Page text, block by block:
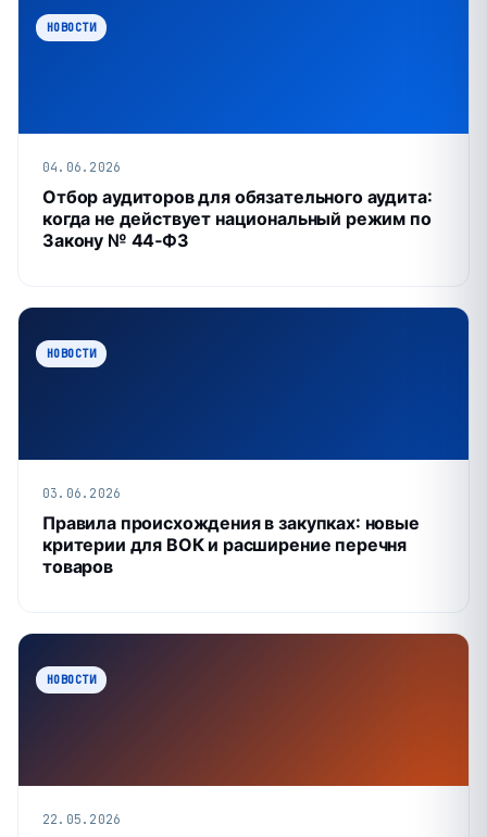
НОВОСТИ
04.06.2026
Отбор аудиторов для обязательного аудита:
когда не действует национальный режим по
Закону № 44‑ФЗ
НОВОСТИ
03.06.2026
Правила происхождения в закупках: новые
критерии для ВОК и расширение перечня
товаров
НОВОСТИ
22.05.2026